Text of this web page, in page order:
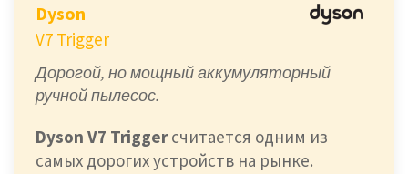
Dyson
V7 Trigger
Дорогой, но мощный аккумуляторный
ручной пылесос.
Dyson V7 Triggerсчитается одним из
самых дорогих устройств на рынке.